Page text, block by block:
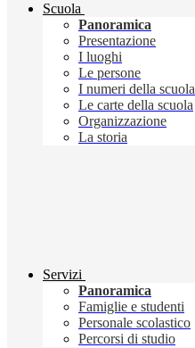
Scuola
Panoramica
Presentazione
I luoghi
Le persone
I numeri della scuola
Le carte della scuola
Organizzazione
La storia
Servizi
Panoramica
Famiglie e studenti
Personale scolastico
Percorsi di studio